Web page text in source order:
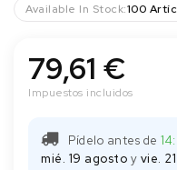
Available In Stock:100
79,61 €
Impuestos incluidos
Pídelo antes de
mié. 19 agosto y vie.